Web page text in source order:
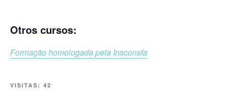
Otros cursos:
Formação homologada pela Insconsfa
VISITAS: 42